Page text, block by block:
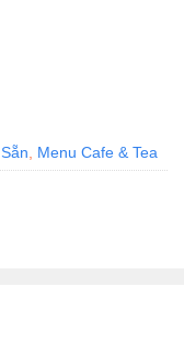
Menu Cafe & Tea